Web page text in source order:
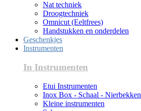
Nat techniek
Droogtechniek
Omnicut (Eeltfrees)
Handstukken en onderdelen
Geschenkjes
Instrumenten
In Instrumenten
Etui Instrumenten
Inox Box - Schaal - Nierbekken
Kleine instrumenten